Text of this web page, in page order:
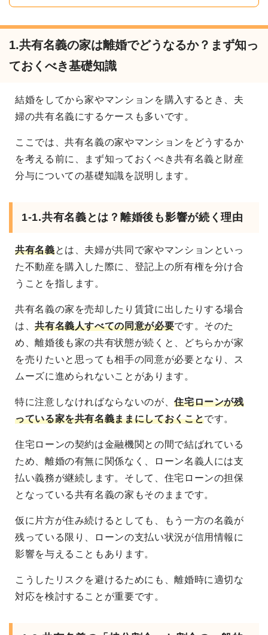
1.共有名義の家は離婚でどうなるか？まず知っ
ておくべき基礎知識
結婚をしてから家やマンションを購入するとき、夫
婦の共有名義にするケースも多いです。
ここでは、共有名義の家やマンションをどうするか
を考える前に、まず知っておくべき共有名義と財産
分与についての基礎知識を説明します。
1-1.共有名義とは？離婚後も影響が続く理由
共有名義とは、夫婦が共同で家やマンションといっ
た不動産を購入した際に、登記上の所有権を分け合
うことを指します。
共有名義の家を売却したり賃貸に出したりする場合
は、共有名義人すべての同意が必要です。そのた
め、離婚後も家の共有状態が続くと、どちらかが家
を売りたいと思っても相手の同意が必要となり、ス
ムーズに進められないことがあります。
特に注意しなければならないのが、住宅ローンが残
っている家を共有名義ままにしておくことです。
住宅ローンの契約は金融機関との間で結ばれている
ため、離婚の有無に関係なく、ローン名義人には支
払い義務が継続します。そして、住宅ローンの担保
となっている共有名義の家もそのままです。
仮に片方が住み続けるとしても、もう一方の名義が
残っている限り、ローンの支払い状況が信用情報に
影響を与えることもあります。
こうしたリスクを避けるためにも、離婚時に適切な
対応を検討することが重要です。